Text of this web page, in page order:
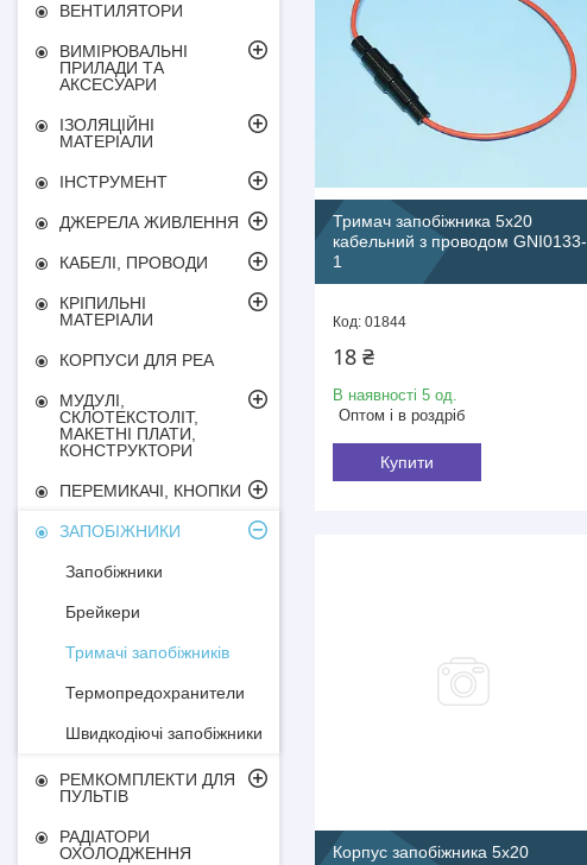
Тримач запобіжника 5х20
кабельний з проводом GNI0133-
1
01844
18 ₴
В наявності 5 од.
Оптом і в роздріб
Купити
Корпус запобіжника 5х20
ВЕНТИЛЯТОРИ
ВИМІРЮВАЛЬНІ
ПРИЛАДИ ТА
АКСЕСУАРИ
ІЗОЛЯЦІЙНІ
МАТЕРІАЛИ
ІНСТРУМЕНТ
ДЖЕРЕЛА ЖИВЛЕННЯ
КАБЕЛІ, ПРОВОДИ
КРІПИЛЬНІ
МАТЕРІАЛИ
КОРПУСИ ДЛЯ РЕА
МУДУЛІ,
СКЛОТЕКСТОЛІТ,
МАКЕТНІ ПЛАТИ,
КОНСТРУКТОРИ
ПЕРЕМИКАЧІ, КНОПКИ
ЗАПОБІЖНИКИ
Запобіжники
Брейкери
Тримачі запобіжників
Термопредохранители
Швидкодіючі запобіжники
РЕМКОМПЛЕКТИ ДЛЯ
ПУЛЬТІВ
РАДІАТОРИ
ОХОЛОДЖЕННЯ